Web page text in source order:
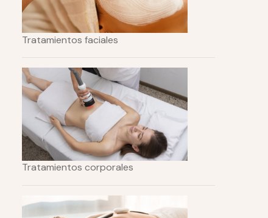
Tratamientos faciales
Tratamientos corporales